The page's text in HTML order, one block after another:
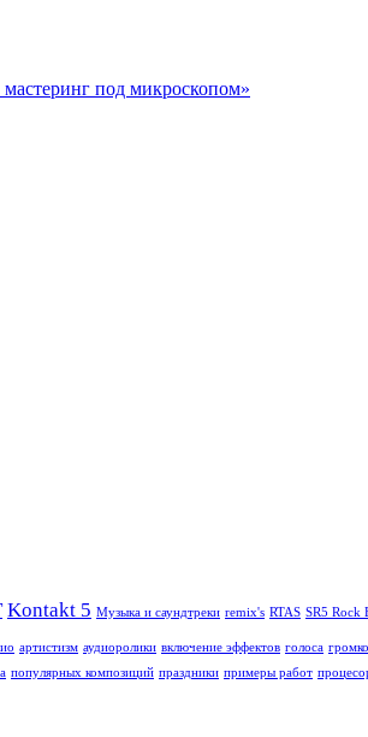
под микроскопом»
Kontakt 5 Mузыкa и саундтреки remix's RTAS SR5 Rock
артистизм аудиоролики включение эффектов голоса
популярных композиций праздники примеры работ